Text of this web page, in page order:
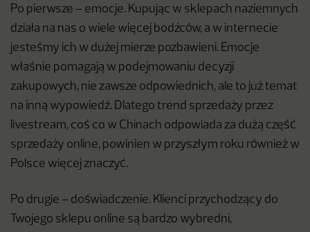
Po pierwsze – emocje. Kupując w sklepach naziemnych
działa na nas o wiele więcej bodźców, a w internecie
jesteśmy ich w dużej mierze pozbawieni. Emocje
właśnie pomagają w podejmowaniu decyzji
zakupowych, nie zawsze odpowiednich, ale to już temat
na inną wypowiedź. Dlatego trend sprzedaży przez
livestream, coś co w Chinach odpowiada za dużą część
sprzedaży online, powinien w przyszłym roku również w
Polsce więcej znaczyć.
Po drugie – doświadczenie. Klienci przychodzący do
Twojego sklepu online są bardzo wybredni,